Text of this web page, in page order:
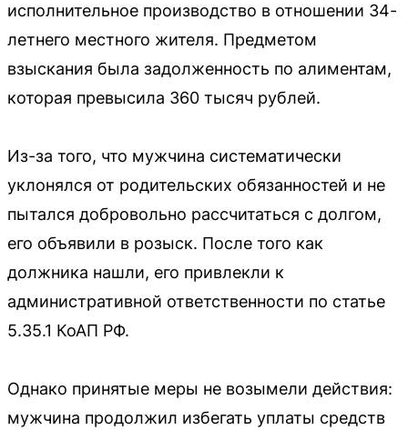
исполнительное производство в отношении 34-
летнего местного жителя. Предметом
взыскания была задолженность по алиментам,
которая превысила 360 тысяч рублей.
Из-за того, что мужчина систематически
уклонялся от родительских обязанностей и не
пытался добровольно рассчитаться с долгом,
его объявили в розыск. После того как
должника нашли, его привлекли к
административной ответственности по статье
5.35.1 КоАП РФ.
Однако принятые меры не возымели действия:
мужчина продолжил избегать уплаты средств